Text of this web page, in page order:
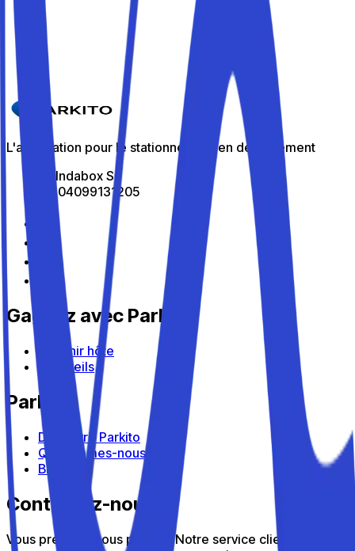
Les meilleurs parkings de Marsala
Parkito in Via del Fante 43
Détails
L'application pour le stationnement en déplacement
All Indabox Srl
P.I: 04099131205
Gagnez avec Parkito
Devenir hôte
Appareils
Parkito
Découvrir Parkito
Qui sommes-nous
Blog
Contactez-nous
Vous préférez nous parler ? Notre service client est là